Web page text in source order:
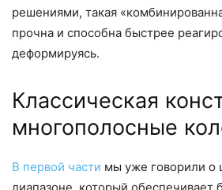
решениями, такая
прочна и способна быстрее
деформируясь.
Классическая
многополосные
В первой части мы уже говорили о
диапазоне, который обеспечивает